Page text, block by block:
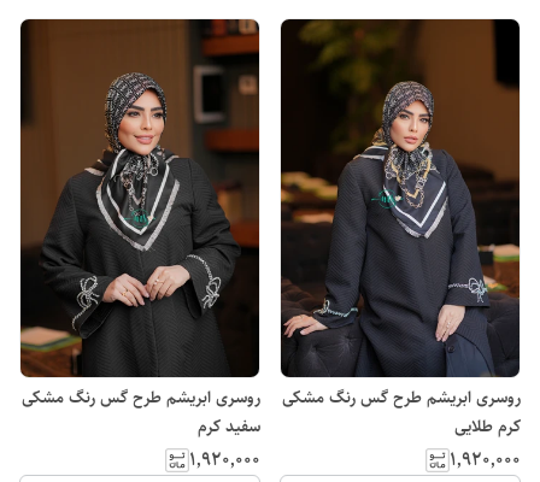
روسری ابریشم طرح گس رنگ مشکی
کرم طلایی
۱٬۹۲۰٬۰۰۰
روسری ابریشم طرح گس رنگ مشکی
سفید کرم
۱٬۹۲۰٬۰۰۰